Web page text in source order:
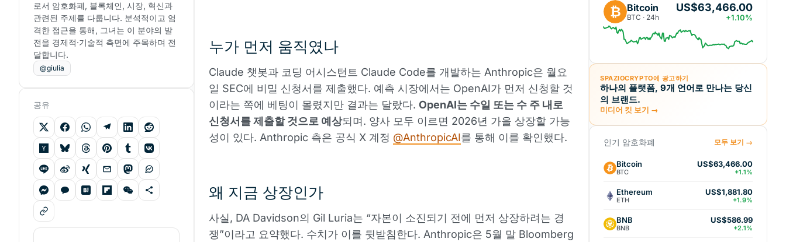
누가 먼저 움직였나
Claude 챗봇과 코딩 어시스턴트 Claude Code를 개발하는 Anthropic은 월요
일 SEC에 비밀 신청서를 제출했다. 예측 시장에서는 OpenAI가 먼저 신청할 것
이라는 쪽에 베팅이 몰렸지만 결과는 달랐다. OpenAI는 수일 또는 수 주 내로
신청서를 제출할 것으로 예상되며. 양사 모두 이르면 2026년 가을 상장할 가능
성이 있다. Anthropic 측은 공식 X 계정 @AnthropicAI를 통해 이를 확인했다.
왜 지금 상장인가
사실, DA Davidson의 Gil Luria는 “자본이 소진되기 전에 먼저 상장하려는 경
쟁”이라고 요약했다. 수치가 이를 뒷받침한다. Anthropic은 5월 말 Bloomberg
로서 암호화폐, 블록체인, 시장, 혁신과
관련된 주제를 다룹니다. 분석적이고 엄
격한 접근을 통해, 그녀는 이 분야의 발
전을 경제적·기술적 측면에 주목하며 전
달합니다.
@giulia
공유
₿ Bitcoin
BTC · 24h
US$63,466.00
+1.10%
SPAZIOCRYPTO에 광고하기
하나의 플랫폼, 9개 언어로 만나는 당신
의 브랜드.
미디어 킷 보기 →
인기 암호화폐 모두 보기 →
Bitcoin
BTC
US$63,466.00
+1.1%
Ethereum
ETH
US$1,881.80
+1.9%
BNB
BNB
US$586.99
+2.1%